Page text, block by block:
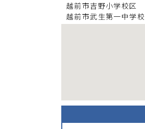
越前市吉野小学校区
越前市武生第一中学校